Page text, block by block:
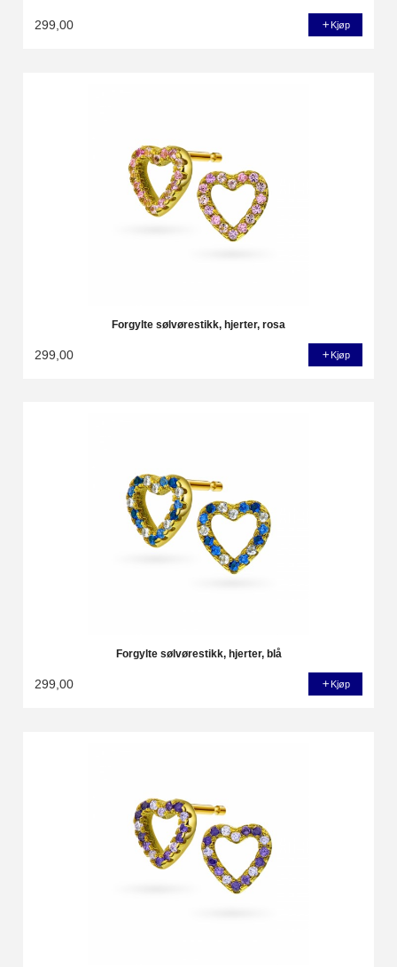
299,00 Kjøp
Forgylte sølvørestikk, hjerter, rosa
299,00 Kjøp
Forgylte sølvørestikk, hjerter, blå
299,00 Kjøp